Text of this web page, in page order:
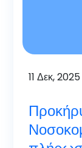
11 Δεκ, 2025